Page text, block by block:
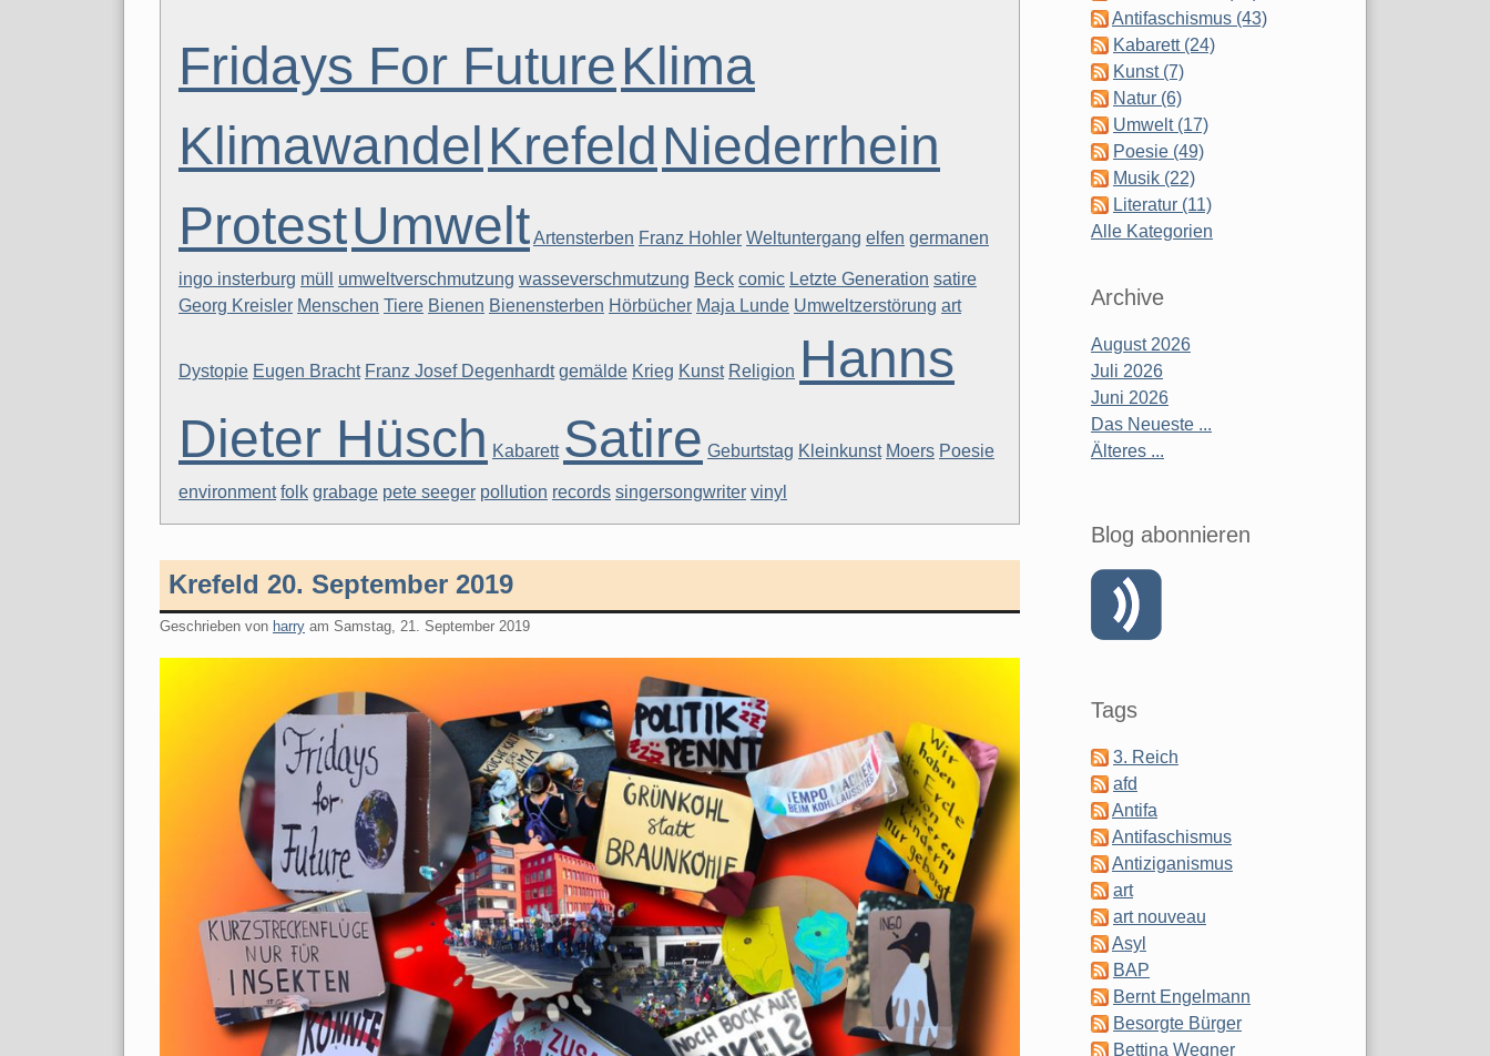
Fridays For FutureKlima
Klimawandel Krefeld Niederrhein
ProtestUmweltArtensterben Franz Hohler Weltuntergang elfen germanen
ingo insterburg müll umweltverschmutzung wasseverschmutzung Beck comic Letzte Generation satire
Georg Kreisler Menschen Tiere Bienen Bienensterben Hörbücher Maja Lunde Umweltzerstörung art
Dystopie Eugen Bracht Franz Josef Degenhardt gemälde Krieg Kunst Religion Hanns
Dieter Hüsch Kabarett Satire Geburtstag Kleinkunst Moers Poesie
environment folk grabage pete seeger pollution records singersongwriter vinyl
Krefeld 20. September 2019
Geschrieben von harry am Samstag, 21. September 2019
Antifaschismus (43)
Kabarett (24)
Kunst (7)
Natur (6)
Umwelt (17)
Poesie (49)
Musik (22)
Literatur (11)
Alle Kategorien
Archive
August 2026
Juli 2026
Juni 2026
Das Neueste ...
Älteres ...
Blog abonnieren
Tags
3. Reich
afd
Antifa
Antifaschismus
Antiziganismus
art
art nouveau
Asyl
BAP
Bernt Engelmann
Besorgte Bürger
Bettina Wegner